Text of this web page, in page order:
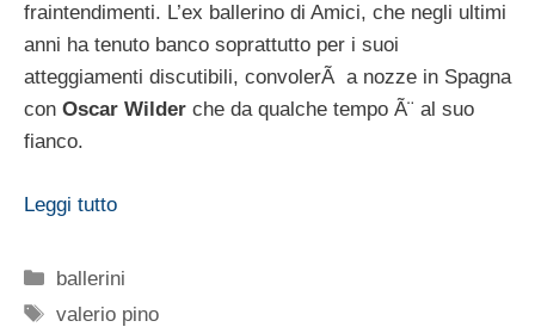
fraintendimenti. L’ex ballerino di Amici, che negli ultimi
anni ha tenuto banco soprattutto per i suoi
atteggiamenti discutibili, convolerÃ a nozze in Spagna
con Oscar Wilder che da qualche tempo Ã¨ al suo
fianco.
Leggi tutto
Categorie
ballerini
Tag
valerio pino